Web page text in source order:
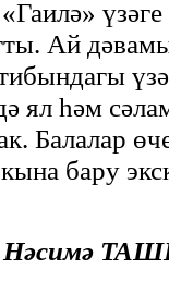
Ай
ял һәм
Балалар
бару
Нәсимә